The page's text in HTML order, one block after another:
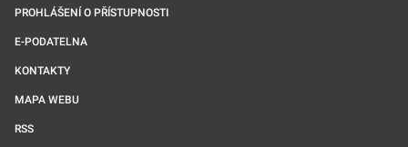
PROHLÁŠENÍ O PŘÍSTUPNOSTI
E-PODATELNA
KONTAKTY
MAPA WEBU
RSS